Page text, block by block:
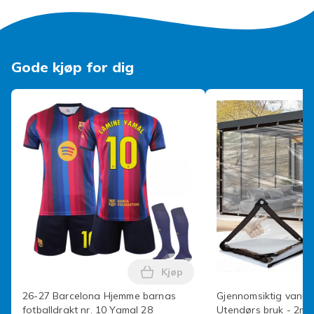
stillegående kjøleopplevelse. Den bladløse designen
bidrar til å forhindre hårfloker og forbedrer sikkerheten
【Sommerassistent】Perfekt for kontorer, pendling,
utendørsaktiviteter, camping, piknik, reiser og daglig
bruk. Klips den til kragen eller midjebåndet for å nyte
kjølig luftstrøm mens du holder hendene fri.
Spesifikasjoner:
* Modell: MF019 midjeklips-speilvifte
* Materiale: ABS + galvanisert finish
* Batterikapasitet: 900mAh
* Batteritype: 18650 litiumbatteri
* Ladeinngang: DC 5V/800mA
* Ladetid: Ca. 1,6 timer
Gode kjøp for dig
26-27 Barcelona Hjemme barnas
fotballdrakt nr. 10 Yamal 28
Legg 26-27 Barcelona
Kjøp
Gjennomsiktig
Utendørs bruk - 2m